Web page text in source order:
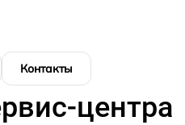
Контакты
центра